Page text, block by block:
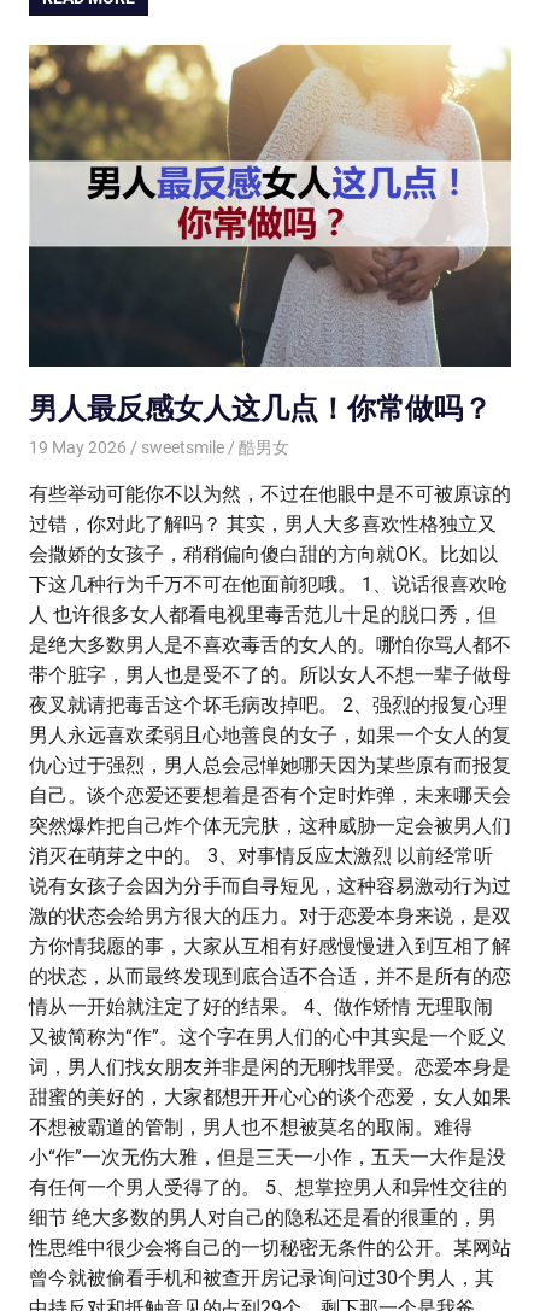
男人最反感女人这几点！你常做吗？
19 May 2026 sweetsmile 酷男女
有些举动可能你不以为然，不过在他眼中是不可被原谅的
过错，你对此了解吗？ 其实，男人大多喜欢性格独立又
会撒娇的女孩子，稍稍偏向傻白甜的方向就OK。比如以
下这几种行为千万不可在他面前犯哦。 1、说话很喜欢呛
人 也许很多女人都看电视里毒舌范儿十足的脱口秀，但
是绝大多数男人是不喜欢毒舌的女人的。哪怕你骂人都不
带个脏字，男人也是受不了的。所以女人不想一辈子做母
夜叉就请把毒舌这个坏毛病改掉吧。 2、强烈的报复心理
男人永远喜欢柔弱且心地善良的女子，如果一个女人的复
仇心过于强烈，男人总会忌惮她哪天因为某些原有而报复
自己。谈个恋爱还要想着是否有个定时炸弹，未来哪天会
突然爆炸把自己炸个体无完肤，这种威胁一定会被男人们
消灭在萌芽之中的。 3、对事情反应太激烈 以前经常听
说有女孩子会因为分手而自寻短见，这种容易激动行为过
激的状态会给男方很大的压力。对于恋爱本身来说，是双
方你情我愿的事，大家从互相有好感慢慢进入到互相了解
的状态，从而最终发现到底合适不合适，并不是所有的恋
情从一开始就注定了好的结果。 4、做作矫情 无理取闹
又被简称为“作”。这个字在男人们的心中其实是一个贬义
词，男人们找女朋友并非是闲的无聊找罪受。恋爱本身是
甜蜜的美好的，大家都想开开心心的谈个恋爱，女人如果
不想被霸道的管制，男人也不想被莫名的取闹。难得
小“作”一次无伤大雅，但是三天一小作，五天一大作是没
有任何一个男人受得了的。 5、想掌控男人和异性交往的
细节 绝大多数的男人对自己的隐私还是看的很重的，男
性思维中很少会将自己的一切秘密无条件的公开。某网站
曾今就被偷看手机和被查开房记录询问过30个男人，其